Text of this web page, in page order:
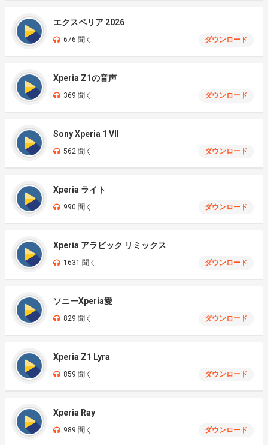
エクスペリア 2026
676 聞く ダウンロード
Xperia Z1の音声
369 聞く ダウンロード
Sony Xperia 1 VII
562 聞く ダウンロード
Xperia ライト
990 聞く ダウンロード
Xperia アラビック リミックス
1631 聞く ダウンロード
ソニーXperia愛
829 聞く ダウンロード
Xperia Z1 Lyra
859 聞く ダウンロード
Xperia Ray
989 聞く ダウンロード